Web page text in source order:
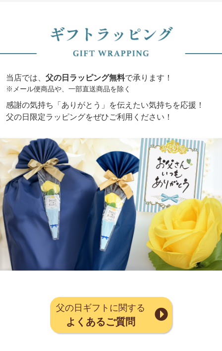
当店では、 父の日ラッピング無料で承ります！
※メール便商品や、一部直送商品を除く
感謝の気持ち「ありがとう」を伝えたい気持ちを応援！
父の日限定ラッピングをぜひご利用ください！
父の日ギフトに関する
よくあるご質問